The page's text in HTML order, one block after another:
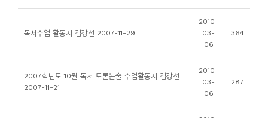
독서수업 활동지 김강선 2007-11-29
2010-
03-
06
364
2007학년도 10월 독서 토론논술 수업활동지 김강선
2007-11-21
2010-
03-
06
287